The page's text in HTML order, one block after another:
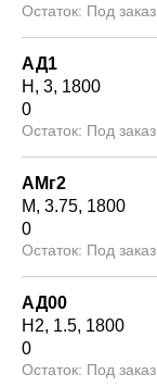
Под заказ
АД1
Н
3 1800
0
Под заказ
АМг2
М 3.75 1800
0
Под заказ
АД00
Н2 1.5 1800
0
Под заказ